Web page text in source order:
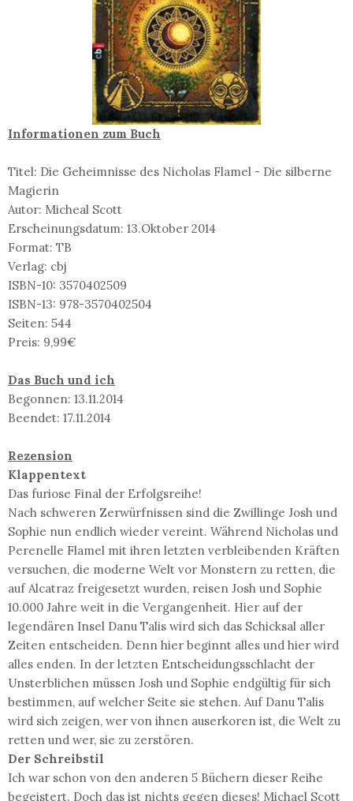
Informationen zum Buch
Titel: Die Geheimnisse des Nicholas Flamel - Die silberne
Magierin
Autor: Micheal Scott
Erscheinungsdatum: 13.Oktober 2014
Format: TB
Verlag: cbj
ISBN-10: 3570402509
ISBN-13: 978-3570402504
Seiten: 544
Preis: 9,99€
Das Buch und ich
Begonnen: 13.11.2014
Beendet: 17.11.2014
Rezension
Klappentext
Das furiose Final der Erfolgsreihe!
Nach schweren Zerwürfnissen sind die Zwillinge Josh und
Sophie nun endlich wieder vereint. Während Nicholas und
Perenelle Flamel mit ihren letzten verbleibenden Kräften
versuchen, die moderne Welt vor Monstern zu retten, die
auf Alcatraz freigesetzt wurden, reisen Josh und Sophie
10.000 Jahre weit in die Vergangenheit. Hier auf der
legendären Insel Danu Talis wird sich das Schicksal aller
Zeiten entscheiden. Denn hier beginnt alles und hier wird
alles enden. In der letzten Entscheidungsschlacht der
Unsterblichen müssen Josh und Sophie endgültig für sich
bestimmen, auf welcher Seite sie stehen. Auf Danu Talis
wird sich zeigen, wer von ihnen auserkoren ist, die Welt zu
retten und wer, sie zu zerstören.
Der Schreibstil
Ich war schon von den anderen 5 Büchern dieser Reihe
begeistert. Doch das ist nichts gegen dieses! Michael Scott